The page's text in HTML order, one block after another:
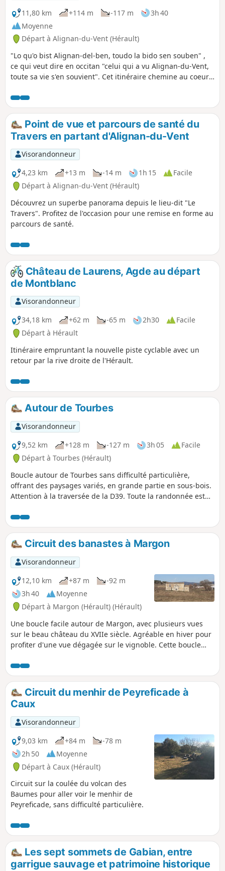
11,80 km
+114 m -117 m
3h 40
Moyenne
Départ à Alignan-du-Vent (Hérault)
"Lo qu'o bist Alignan-del-ben, toudo la bido sen souben" ,
ce qui veut dire en occitan "celui qui a vu Alignan-du-Vent,
toute sa vie s'en souvient". Cet itinéraire chemine au coeur
vignes. Vous profiterez depuis le Travers d'un formidable
panorama sur la vallée et les villages viticoles.
Point de vue et parcours de santé du
Travers en partant d'Alignan-du-Vent
Visorandonneur
4,23 km
+13 m -14 m 1h 15
Facile
Départ à Alignan-du-Vent (Hérault)
Découvrez un superbe panorama depuis le lieu-dit "Le
Travers". Profitez de l'occasion pour une remise en forme au
parcours de santé.
Château de Laurens, Agde au départ
de Montblanc
Visorandonneur
34,18 km
+62 m -65 m 2h30
Facile
Départ à Hérault
Itinéraire empruntant la nouvelle piste cyclable avec un
retour par la rive droite de l'Hérault.
Autour de Tourbes
Visorandonneur
9,52 km
+128 m -127 m 3h 05
Facile
Départ à Tourbes (Hérault)
Boucle autour de Tourbes sans difficulté particulière,
offrant des paysages variés, en grande partie en sous-bois.
Attention à la traversée de la D39. Toute la randonnée est
mérite d'être faite en complément.
Circuit des banastes à Margon
Visorandonneur
12,10 km
+87 m
-92 m
3h 40
Moyenne
Départ à Margon (Hérault) (Hérault)
Une boucle facile autour de Margon, avec plusieurs vues
sur le beau château du XVIIe siècle. Agréable en hiver pour
profiter d'une vue dégagée sur le vignoble. Cette boucle
balisée en Bleu sur tout le parcours.
Circuit du menhir de Peyreficade à
Caux
Visorandonneur
9,03 km
+84 m
-78 m
2h 50
Moyenne
Départ à Caux (Hérault)
Circuit sur la coulée du volcan des
Baumes pour aller voir le menhir de
Peyreficade, sans difficulté particulière.
Les sept sommets de Gabian, entre
garrigue sauvage et patrimoine historique